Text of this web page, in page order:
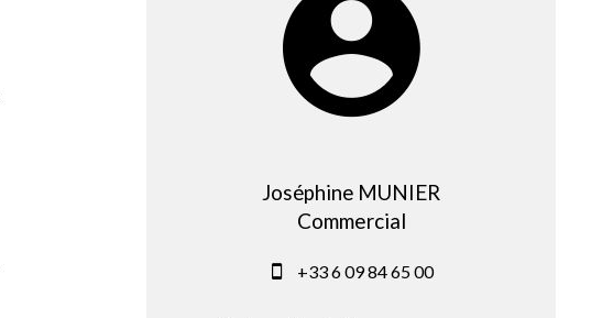
Joséphine MUNIER
Commercial
+33 6 09 84 65 00